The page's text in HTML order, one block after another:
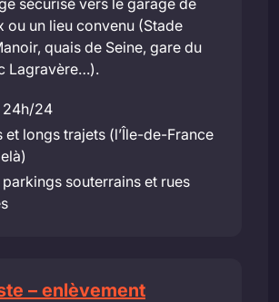
ou un lieu convenu (Stade
quais de Seine, gare du
Lagravère…).
24h/24
et longs trajets (l’Île-de-France
souterrains et rues
– enlèvement